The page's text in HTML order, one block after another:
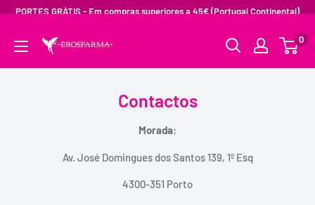
PORTES GRÁTIS - Em compras superiores a 45€ (Portugal Continental)
0
Contactos
Morada:
Av. José Domingues dos Santos 139, 1º Esq
4300-351 Porto